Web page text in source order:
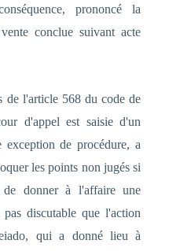
prononcé la
conclue suivant acte
l'article 568 du code de
d'appel est saisie d'un
de procédure, a
les points non jugés si
donner à l'affaire une
discutable que l'action
qui a donné lieu à